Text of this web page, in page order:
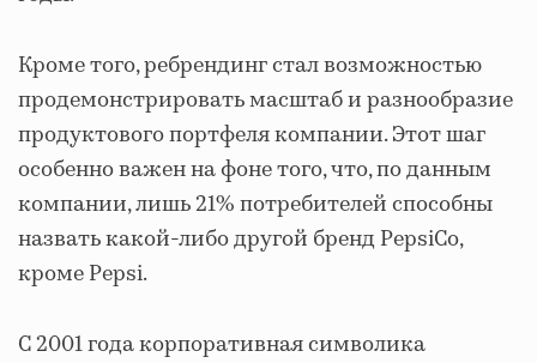
Кроме того, ребрендинг стал возможностью
продемонстрировать масштаб и разнообразие
продуктового портфеля компании. Этот шаг
особенно важен на фоне того, что, по данным
компании, лишь 21% потребителей способны
назвать какой-либо другой бренд PepsiCo,
кроме Pepsi.
С 2001 года корпоративная символика